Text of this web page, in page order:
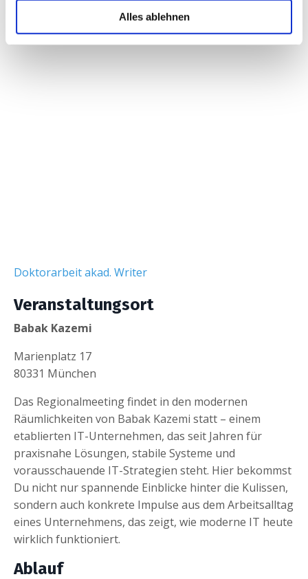
Alles ablehnen
Doktorarbeit akad. Writer
Veranstaltungsort
Babak Kazemi
Marienplatz 17
80331 München
Das Regionalmeeting findet in den modernen
Räumlichkeiten von Babak Kazemi statt – einem
etablierten IT-Unternehmen, das seit Jahren für
praxisnahe Lösungen, stabile Systeme und
vorausschauende IT-Strategien steht. Hier bekommst
Du nicht nur spannende Einblicke hinter die Kulissen,
sondern auch konkrete Impulse aus dem Arbeitsalltag
eines Unternehmens, das zeigt, wie moderne IT heute
wirklich funktioniert.
Ablauf